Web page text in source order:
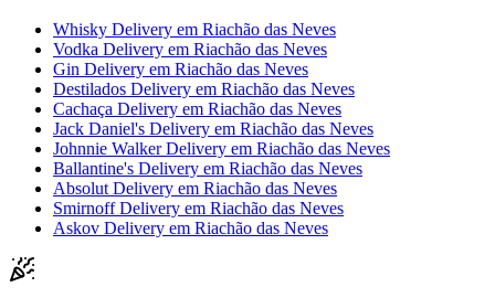
Whisky Delivery em Riachão das Neves
Vodka Delivery em Riachão das Neves
Gin Delivery em Riachão das Neves
Destilados Delivery em Riachão das Neves
Cachaça Delivery em Riachão das Neves
Jack Daniel's Delivery em Riachão das Neves
Johnnie Walker Delivery em Riachão das Neves
Ballantine's Delivery em Riachão das Neves
Absolut Delivery em Riachão das Neves
Smirnoff Delivery em Riachão das Neves
Askov Delivery em Riachão das Neves